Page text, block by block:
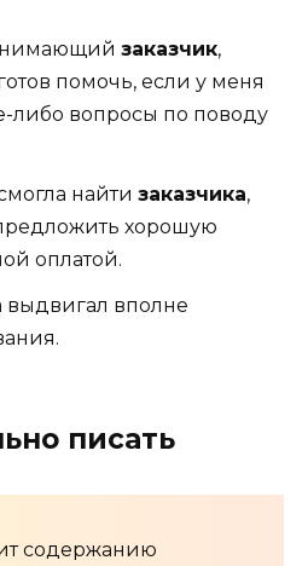
заказчик,
помочь, если у меня
либо вопросы по поводу
найти заказчика,
хорошую
оплатой.
выдвигал вполне
писать
содержанию